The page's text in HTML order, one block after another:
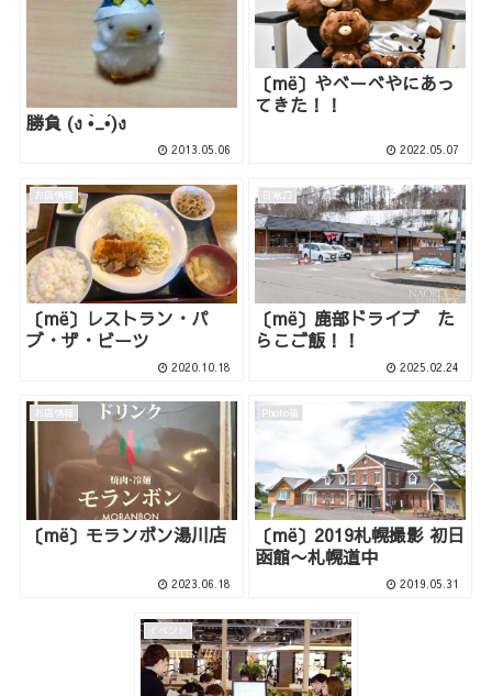
勝負 (ง •̀_•́)ง
2013.05.06
〔më〕やべーべやにあっ
てきた！！
2022.05.07
お店情報
〔më〕レストラン・パ
ブ・ザ・ビーツ
2020.10.18
日常♫
〔më〕鹿部ドライブ た
らこご飯！！
2025.02.24
お店情報
〔më〕モランボン湯川店
2023.06.18
Photo箱
〔më〕2019札幌撮影 初日
函館〜札幌道中
2019.05.31
イベント